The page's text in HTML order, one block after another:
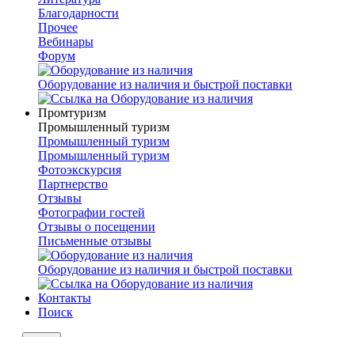
Благодарности
Прочее
Вебинары
Форум
Оборудование из наличия и быстрой поставки
Промтуризм
Промышленный туризм
Промышленный туризм
Промышленный туризм
Фотоэкскурсия
Партнерство
Отзывы
Фотографии гостей
Отзывы о посещении
Письменные отзывы
Оборудование из наличия и быстрой поставки
Контакты
Поиск